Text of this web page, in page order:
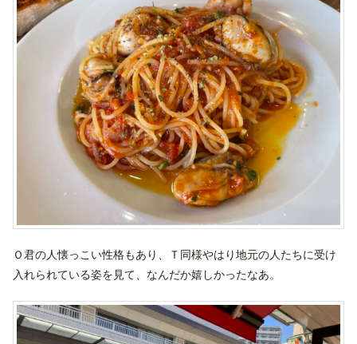
Ｏ君の人懐っこい性格もあり、Ｔ同様やはり地元の人たちに受け
入れられている姿を見て、なんだか嬉しかったなあ。